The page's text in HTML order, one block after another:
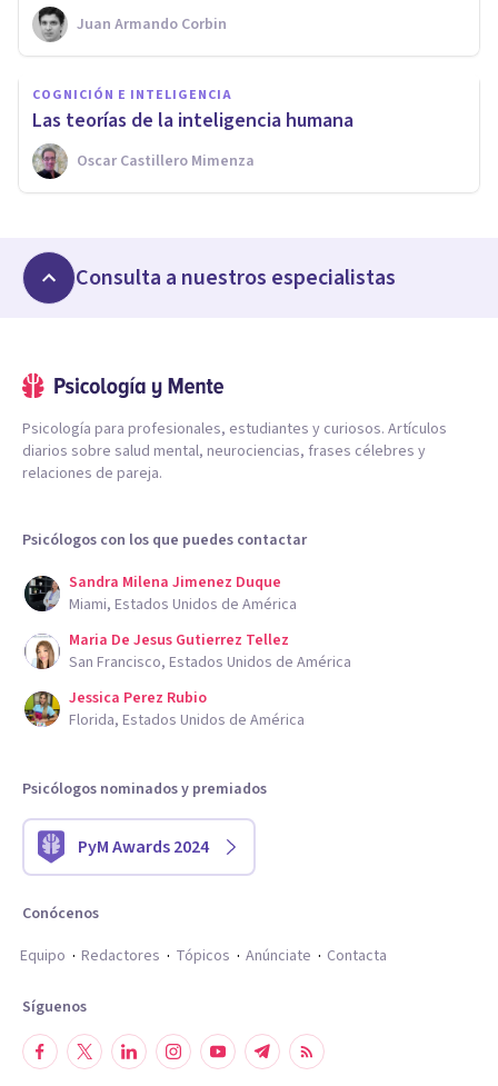
Juan Armando Corbin
COGNICIÓN E INTELIGENCIA
Las teorías de la inteligencia humana
Oscar Castillero Mimenza
Consulta a nuestros especialistas
Psicología para profesionales, estudiantes y curiosos. Artículos
diarios sobre salud mental, neurociencias, frases célebres y
relaciones de pareja.
Psicólogos con los que puedes contactar
Sandra Milena Jimenez Duque
Miami, Estados Unidos de América
Maria De Jesus Gutierrez Tellez
San Francisco, Estados Unidos de América
Jessica Perez Rubio
Florida, Estados Unidos de América
Psicólogos nominados y premiados
PyM Awards 2024
Conócenos
Equipo
Redactores Tópicos Anúnciate Contacta
Síguenos